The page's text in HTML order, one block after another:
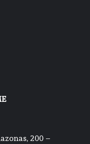
200 –